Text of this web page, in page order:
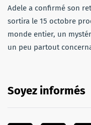
Adele a confirmé son
sortira le 15 octobre
monde entier, un
un peu partout
Soyez informés